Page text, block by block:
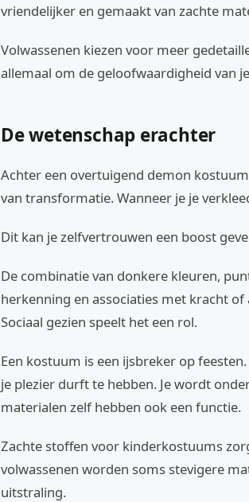
vriendelijker en gemaakt van zachte
Volwassenen kiezen voor meer
allemaal om de geloofwaardigheid van
De wetenschap erachter
Achter een overtuigend demon
van transformatie. Wanneer je je
Dit kan je zelfvertrouwen een boost
De combinatie van donkere kleuren,
herkenning en associaties met kracht
Sociaal gezien speelt het een rol.
Een kostuum is een ijsbreker op
je plezier durft te hebben. Je wordt
materialen zelf hebben ook een functie.
Zachte stoffen voor kinderkostuums
volwassenen worden soms stevigere
uitstraling.